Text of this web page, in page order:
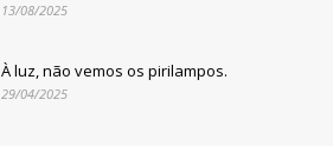
13/08/2025
À luz, não vemos os pirilampos.
29/04/2025